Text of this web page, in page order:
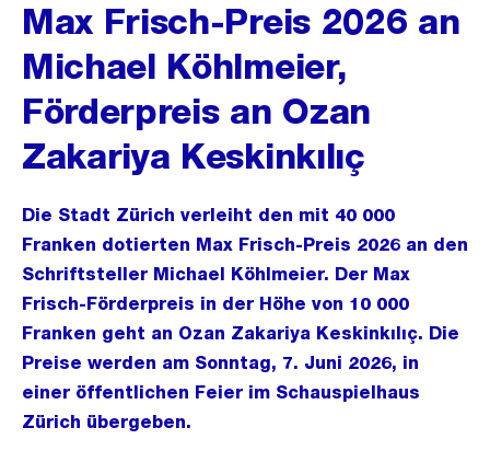
Max Frisch-Preis 2026 an
Michael Köhlmeier,
Förderpreis an Ozan
Zakariya Keskinkılıç
Die Stadt Zürich verleiht den mit 40 000
Franken dotierten Max Frisch-Preis 2026 an den
Schriftsteller Michael Köhlmeier. Der Max
Frisch-Förderpreis in der Höhe von 10 000
Franken geht an Ozan Zakariya Keskinkılıç. Die
Preise werden am Sonntag, 7. Juni 2026, in
einer öffentlichen Feier im Schauspielhaus
Zürich übergeben.